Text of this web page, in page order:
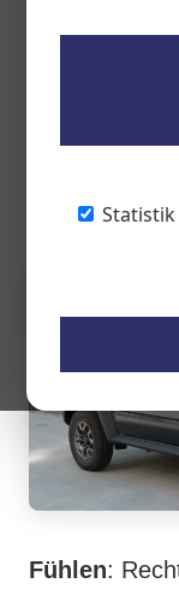
Statistik
Mit schlichtem,
Offroad-
Stadtvehikel
Fühlen: